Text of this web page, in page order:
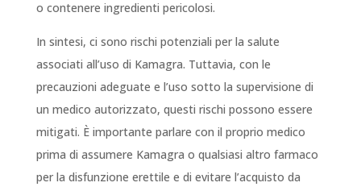
o contenere ingredienti pericolosi.
In sintesi, ci sono rischi potenziali per la salute
associati all’uso di Kamagra. Tuttavia, con le
precauzioni adeguate e l’uso sotto la supervisione di
un medico autorizzato, questi rischi possono essere
mitigati. È importante parlare con il proprio medico
prima di assumere Kamagra o qualsiasi altro farmaco
per la disfunzione erettile e di evitare l’acquisto da